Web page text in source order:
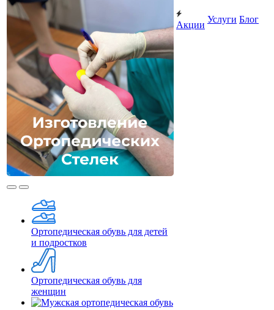
Ортопедическая обувь для детей
и подростков
Ортопедическая обувь для
женщин
Акции
Услуги Блог